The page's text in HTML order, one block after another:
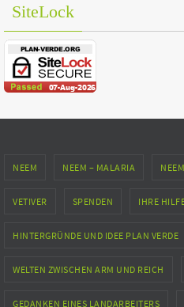
SiteLock
NEEM NEEM – MALARIA
VETIVER SPENDEN IHRE
HINTERGRÜNDE UND IDEE PLAN VERDE
WELTEN ZWISCHEN ARM UND REICH
GEDANKEN EINES LANDARBEITERS